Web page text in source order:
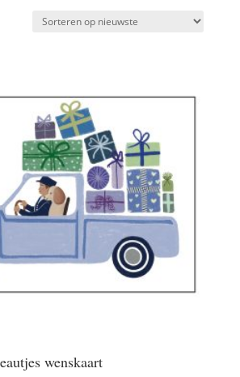
wenskaart